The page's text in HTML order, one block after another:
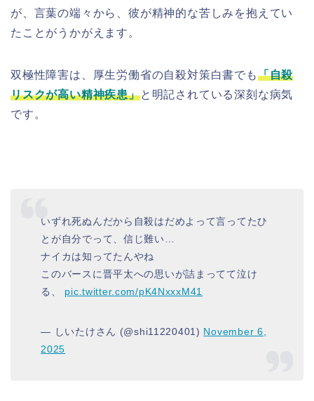
が、言葉の端々から、彼が精神的な苦しみを抱えてい
たことがうかがえます。
双極性障害は、厚生労働省の自殺対策白書でも「自殺
リスクが高い精神疾患」と明記されている深刻な病気
です。
いずれ死ぬんだから自殺はだめよって言ってたひ
とが自分でって、信じ難い…
ナイカは知ってたんやね
このバースに晋平太への思いが詰まってて泣け
る、 pic.twitter.com/pK4NxxxM41
— しいたけさん (@shi11220401) November 6,
2025